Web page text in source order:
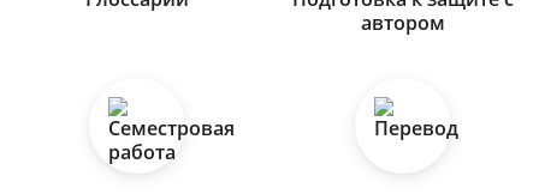
автором